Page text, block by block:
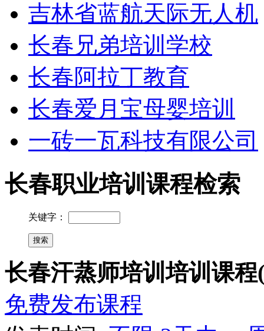
吉林省蓝航天际无人机
长春兄弟培训学校
长春阿拉丁教育
长春爱月宝母婴培训
一砖一瓦科技有限公司
长春职业培训课程检索
关键字：
长春汗蒸师培训培训课程
免费发布课程